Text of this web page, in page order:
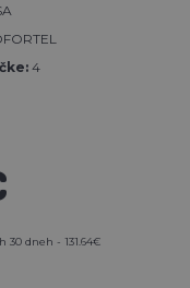
4
dneh - 131.64€